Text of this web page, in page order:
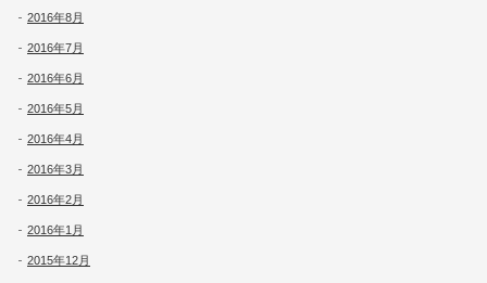
2016年8月
2016年7月
2016年6月
2016年5月
2016年4月
2016年3月
2016年2月
2016年1月
2015年12月